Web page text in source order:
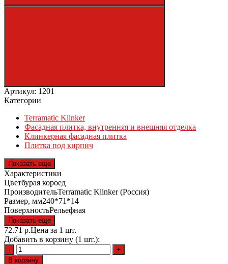
Артикул: 1201
Категории
Terramatic Klinker
Фасадная плитка, внутренняя и внешняя отделка
Клинкерная фасадная плитка
Плитка под кирпич
Показать еще
Характеристики
Цветбурая короед
ПроизводительTerramatic Klinker (Россия)
Размер, мм240*71*14
ПоверхностьРельефная
Показать еще
72.71 р.Цена за 1 шт.
Добавить в корзину (1 шт.):
-
+
В корзину